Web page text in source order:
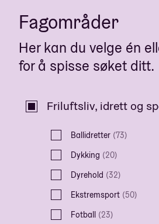
Fagområder
Her kan du velge én
for å spisse søket ditt.
Friluftsliv, idrett og
Ballidretter (73)
Dykking (20)
Dyrehold (32)
Ekstremsport (50)
Fotball (23)